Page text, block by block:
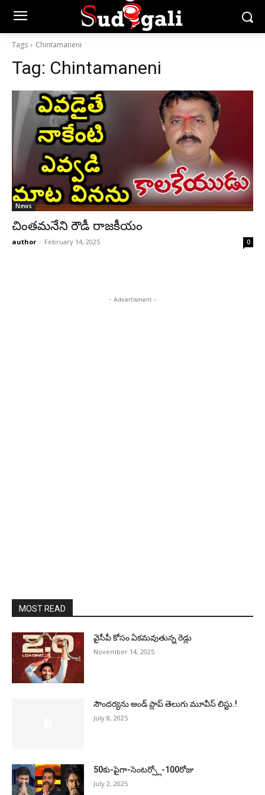
Tags Chintamaneni
Tag: Chintamaneni
News
చింతమనేని రౌడీ రాజకీయం
author - February 14, 2025 0
- Advertisment -
MOST READ
వైసీపీ కోసం ఏక‌మ‌వుతున్న రెడ్లు
November 14, 2025
సౌందర్యను అండ్‌ ప్లాప్‌ తెలుగు మూవీస్‌ లిస్టు.!
July 8, 2025
50కు-పైగా-సెంటర్స్లో-100రోజు
July 2, 2025